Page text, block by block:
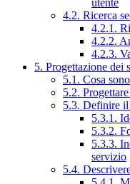
4.2. Ricerca
4.2.1.
4.2.2.
4.2.3.
5. Progettazione dei
5.1. Cosa
5.2.
5.3. Definire
5.3.1.
5.3.2.
5.3.3.
servizio
5.4.